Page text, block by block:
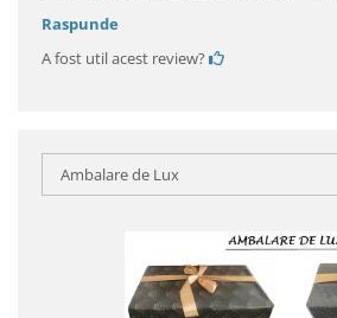
Raspunde
A fost util acest review?
Ambalare de Lux